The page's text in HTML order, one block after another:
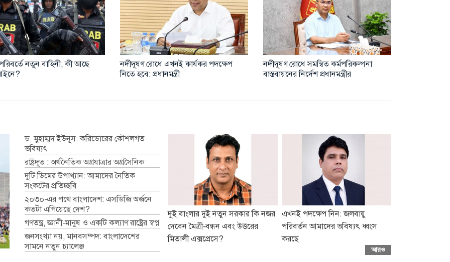
অভিযানে ৪৬৬ আটক, মাদক
জুলাইয়ে সড়ক দুর্ঘটনায় ৪১৬ প্রাণহানি,
মোটরসাইকেলে সর্বোচ্চ মৃত্যু
হাছান মাহমুদসহ ২২ জনের বিরুদ্ধে সাক্ষ্য
শুরু আজ
ড. মুহাম্মদ ইউনূস: করিডোরের কৌশলগত
ভবিষ্যৎ
রাষ্ট্রদূত : অর্থনৈতিক অগ্রযাত্রার অগ্রসৈনিক
দুটি ডিমের উপাখ্যান: আমাদের নৈতিক
সংকটের প্রতিচ্ছবি
২০৩০-এর পথে বাংলাদেশ: এসডিজি অর্জনে
কতটা এগিয়েছে দেশ?
গণতন্ত্র, জ্ঞানী-মানুষ ও একটি কল্যাণ রাষ্ট্রের স্বপ্ন
জনসংখ্যা নয়, মানবসম্পদ: বাংলাদেশের
সামনে নতুন চ্যালেঞ্জ
দুই বাংলার দুই নতুন সরকার কি নজর
দেবেন মৈত্রী-বন্ধন এবং উত্তরের
মিতালী এক্সপ্রেসে?
এখনই পদক্ষেপ নিন: জলবায়ু
পরিবর্তন আমাদের ভবিষ্যৎ ধ্বংস
করছে
আরও